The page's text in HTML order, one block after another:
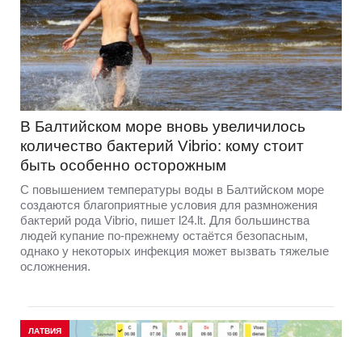
В Балтийском море вновь увеличилось
количество бактерий Vibrio: кому стоит
быть особенно осторожным
С повышением температуры воды в Балтийском море
создаются благоприятные условия для размножения
бактерий рода Vibrio, пишет l24.lt. Для большинства
людей купание по-прежнему остаётся безопасным,
однако у некоторых инфекция может вызвать тяжелые
осложнения.
ЛАТВИЯ